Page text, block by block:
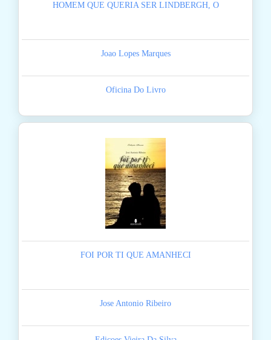
HOMEM QUE QUERIA SER LINDBERGH, O
Joao Lopes Marques
Oficina Do Livro
FOI POR TI QUE AMANHECI
Jose Antonio Ribeiro